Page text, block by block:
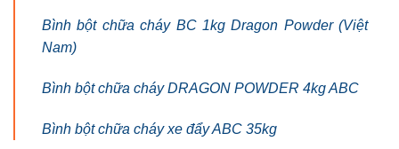
Bình bột chữa cháy BC 1kg Dragon Powder (Việt
Nam)
Bình bột chữa cháy DRAGON POWDER 4kg ABC
Bình bột chữa cháy xe đẩy ABC 35kg